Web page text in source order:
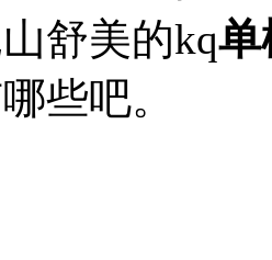
舒美的kq单
些吧。